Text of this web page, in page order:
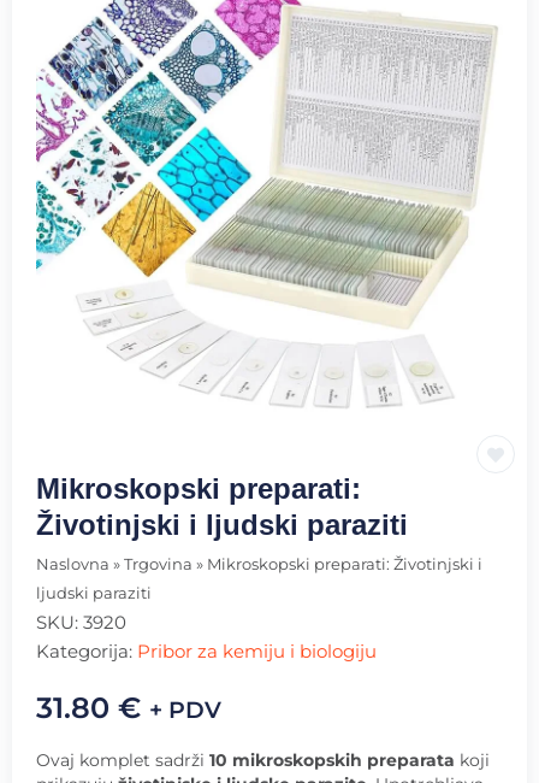
Mikroskopski preparati:
Životinjski i ljudski paraziti
Naslovna » Trgovina » Mikroskopski preparati: Životinjski i
ljudski paraziti
SKU: 3920
Kategorija: Pribor za kemiju i biologiju
31.80 € + PDV
Ovaj komplet sadrži 10 mikroskopskih preparata koji